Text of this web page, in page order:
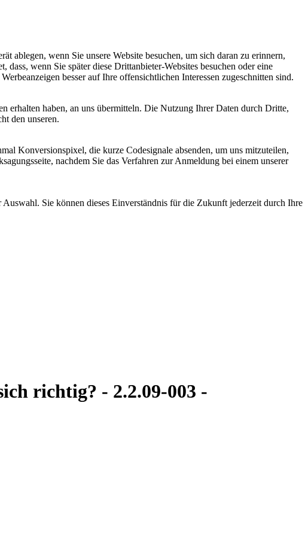
wenn Sie unsere Website besuchen, um sich daran zu erinnern,
dass, wenn Sie später diese Drittanbieter-Websites besuchen oder eine
besser auf Ihre offensichtlichen Interessen zugeschnitten sind.
erhalten haben, an uns übermitteln. Die Nutzung Ihrer Daten durch Dritte,
den unseren.
Konversionspixel, die kurze Codesignale absenden, um uns mitzuteilen,
nachdem Sie das Verfahren zur Anmeldung bei einem unserer
Sie können dieses Einverständnis für die Zukunft jederzeit durch Ihre
richtig? - 2.2.09-003 -